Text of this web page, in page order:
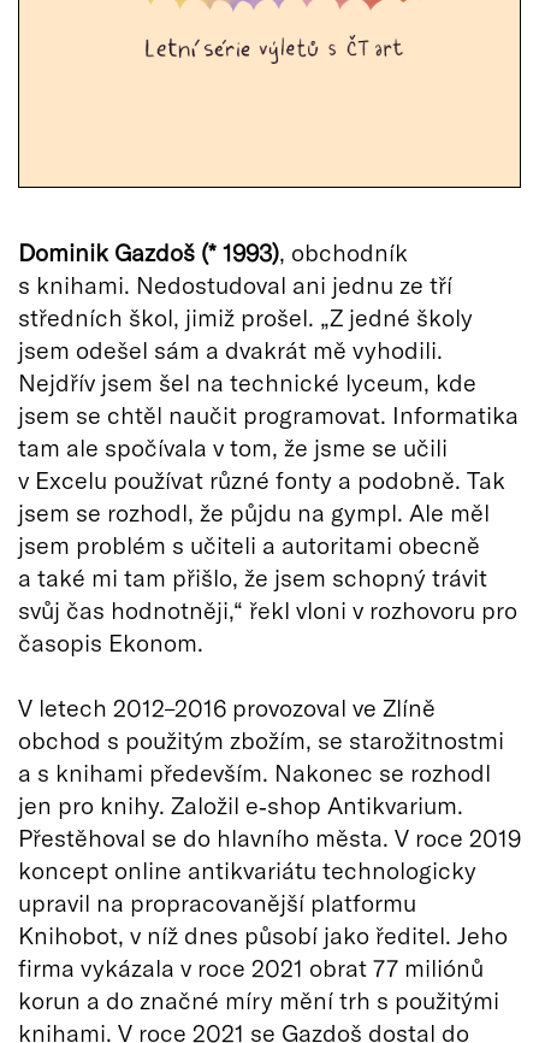
Dominik Gazdoš (* 1993), obchodník
s knihami. Nedostudoval ani jednu ze tří
středních škol, jimiž prošel. „Z jedné školy
jsem odešel sám a dvakrát mě vyhodili.
Nejdřív jsem šel na technické lyceum, kde
jsem se chtěl naučit programovat. Informatika
tam ale spočívala v tom, že jsme se učili
v Excelu používat různé fonty a podobně. Tak
jsem se rozhodl, že půjdu na gympl. Ale měl
jsem problém s učiteli a autoritami obecně
a také mi tam přišlo, že jsem schopný trávit
svůj čas hodnotněji,“ řekl vloni v rozhovoru pro
časopis Ekonom.
V letech 2012–2016 provozoval ve Zlíně
obchod s použitým zbožím, se starožitnostmi
a s knihami především. Nakonec se rozhodl
jen pro knihy. Založil e‑shop Antikvarium.
Přestěhoval se do hlavního města. V roce 2019
koncept online antikvariátu technologicky
upravil na propracovanější platformu
Knihobot, v níž dnes působí jako ředitel. Jeho
firma vykázala v roce 2021 obrat 77 miliónů
korun a do značné míry mění trh s použitými
knihami. V roce 2021 se Gazdoš dostal do